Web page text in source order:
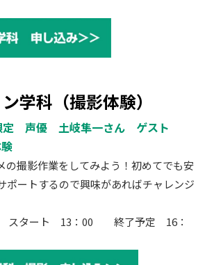
学科（撮影体験）
定 声優 土岐隼一さん ゲスト
の撮影作業をしてみよう！初めてでも安
ポートするので興味があればチャレンジ
タート 13：00 終了予定 16：